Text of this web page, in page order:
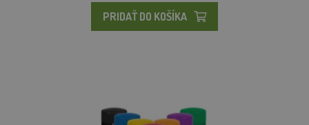
PRIDAŤ DO KOŠÍKA